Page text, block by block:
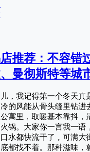
推荐：不容错
曼彻斯特等城
，我记得第一个冬天真
的风能从骨头缝里钻进
寓里，取暖基本靠抖，
锅。大家你一言我一语
水都快流干了，可满大
都找不着。那种滋味，